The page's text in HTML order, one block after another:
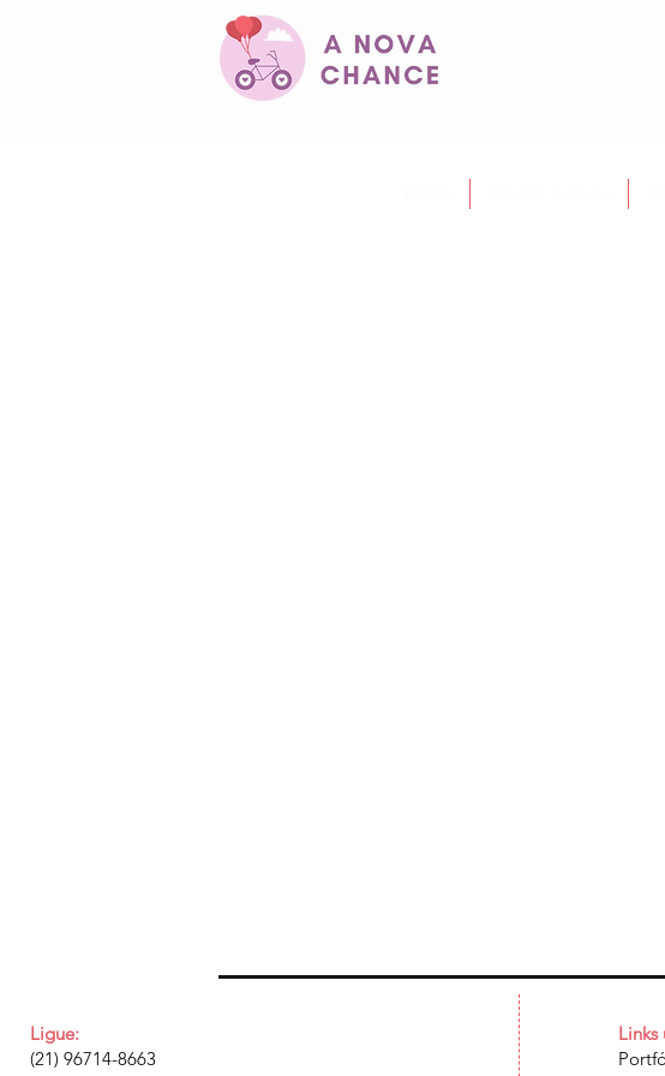
Ligue:
(21) 96714-8663
Links